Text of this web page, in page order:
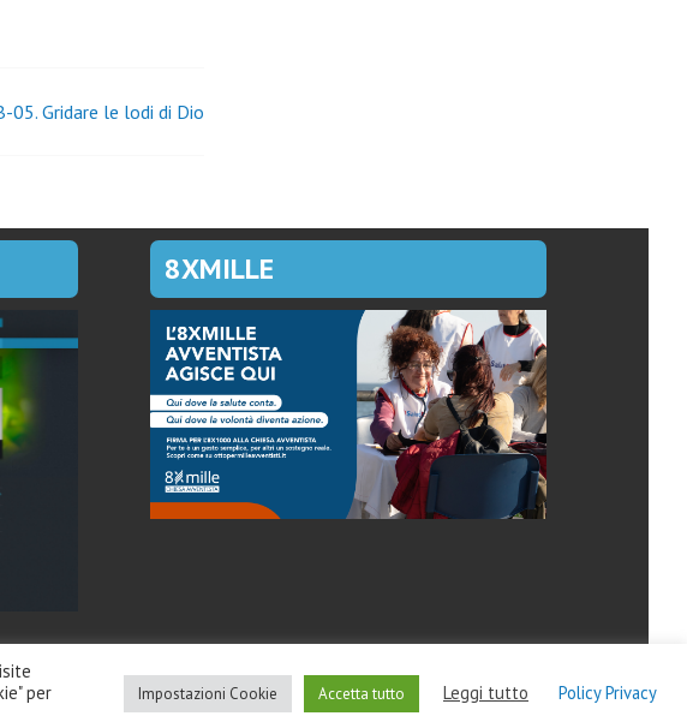
05. Gridare le lodi di Dio
8XMILLE
per
Impostazioni Cookie Accetta tutto Leggi tutto Policy Privacy